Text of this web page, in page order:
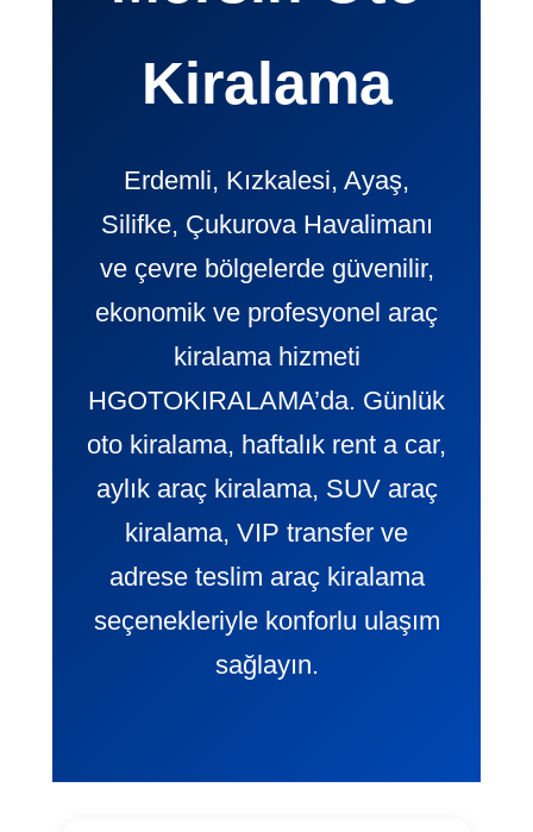
Kiralama
Erdemli, Kızkalesi, Ayaş,
Silifke, Çukurova Havalimanı
ve çevre bölgelerde güvenilir,
ekonomik ve profesyonel araç
kiralama hizmeti
HGOTOKIRALAMA’da. Günlük
oto kiralama, haftalık rent a car,
aylık araç kiralama, SUV araç
kiralama, VIP transfer ve
adrese teslim araç kiralama
seçenekleriyle konforlu ulaşım
sağlayın.